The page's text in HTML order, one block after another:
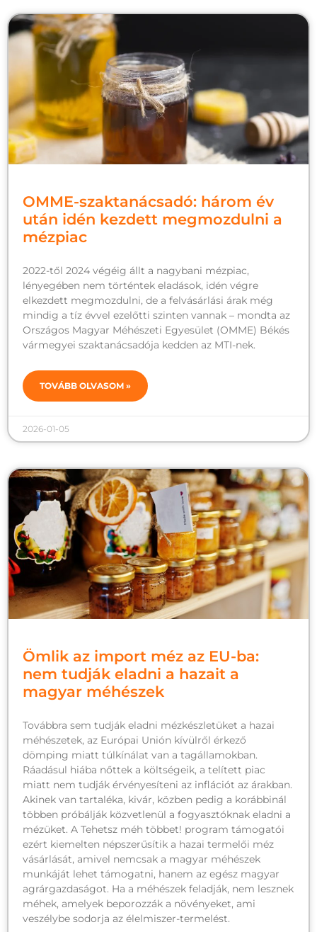
OMME-szaktanácsadó: három év
után idén kezdett megmozdulni a
mézpiac
2022-től 2024 végéig állt a nagybani mézpiac,
lényegében nem történtek eladások, idén végre
elkezdett megmozdulni, de a felvásárlási árak még
mindig a tíz évvel ezelőtti szinten vannak – mondta az
Országos Magyar Méhészeti Egyesület (OMME) Békés
vármegyei szaktanácsadója kedden az MTI-nek.
TOVÁBB OLVASOM »
2026-01-05
Ömlik az import méz az EU-ba:
nem tudják eladni a hazait a
magyar méhészek
Továbbra sem tudják eladni mézkészletüket a hazai
méhészetek, az Európai Unión kívülről érkező
dömping miatt túlkínálat van a tagállamokban.
Ráadásul hiába nőttek a költségeik, a telített piac
miatt nem tudják érvényesíteni az inflációt az árakban.
Akinek van tartaléka, kivár, közben pedig a korábbinál
többen próbálják közvetlenül a fogyasztóknak eladni a
mézüket. A Tehetsz méh többet! program támogatói
ezért kiemelten népszerűsítik a hazai termelői méz
vásárlását, amivel nemcsak a magyar méhészek
munkáját lehet támogatni, hanem az egész magyar
agrárgazdaságot. Ha a méhészek feladják, nem lesznek
méhek, amelyek beporozzák a növényeket, ami
veszélybe sodorja az élelmiszer-termelést.